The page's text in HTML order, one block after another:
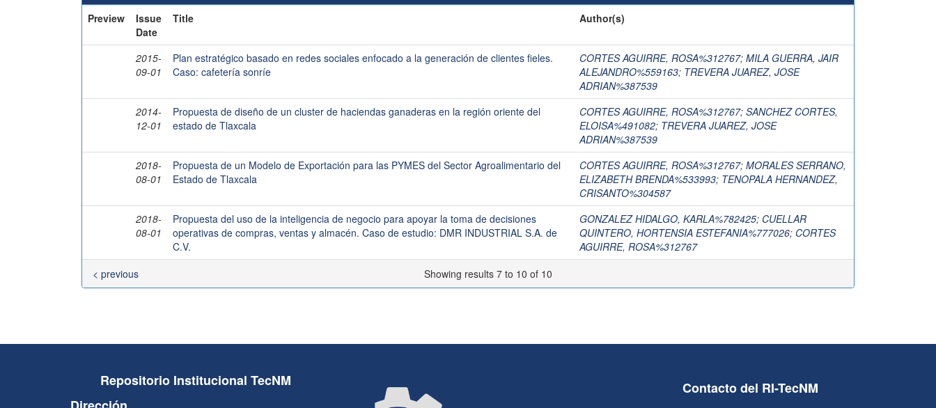
Preview
Issue
Date
Title Author(s)
2015-
09-01
Plan estratégico basado en redes sociales enfocado a la generación de clientes fieles.
Caso: cafetería sonríe
CORTES AGUIRRE, ROSA%312767; MILA GUERRA, JAIR
ALEJANDRO%559163; TREVERA JUAREZ, JOSE
ADRIAN%387539
2014-
12-01
Propuesta de diseño de un cluster de haciendas ganaderas en la región oriente del
estado de Tlaxcala
CORTES AGUIRRE, ROSA%312767; SANCHEZ CORTES,
ELOISA%491082; TREVERA JUAREZ, JOSE
ADRIAN%387539
2018-
08-01
Propuesta de un Modelo de Exportación para las PYMES del Sector Agroalimentario del
Estado de Tlaxcala
CORTES AGUIRRE, ROSA%312767; MORALES SERRANO,
ELIZABETH BRENDA%533993; TENOPALA HERNANDEZ,
CRISANTO%304587
2018-
08-01
Propuesta del uso de la inteligencia de negocio para apoyar la toma de decisiones
operativas de compras, ventas y almacén. Caso de estudio: DMR INDUSTRIAL S.A. de
C.V.
GONZALEZ HIDALGO, KARLA%782425; CUELLAR
QUINTERO, HORTENSIA ESTEFANIA%777026; CORTES
AGUIRRE, ROSA%312767
Showing results 7 to 10 of 10
< previous
Repositorio Institucional TecNM
Contacto del RI-TecNM